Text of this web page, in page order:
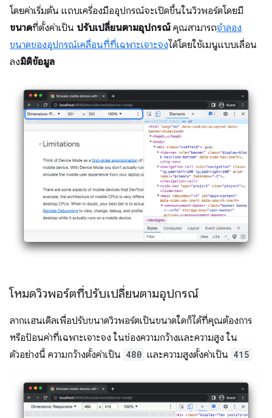
โดยค่าเริ่มต้น แถบเครื่องมืออุปกรณ์จะเปิดขึ้นในวิวพอร์ตโดยมี
ขนาดที่ตั้งค่าเป็น ปรับเปลี่ยนตามอุปกรณ์ คุณสามารถจำลอง
ขนาดของอุปกรณ์เคลื่อนที่ที่เฉพาะเจาะจงได้โดยใช้เมนูแบบเลื่อน
ลงมิติข้อมูล
โหมดวิวพอร์ตที่ปรับเปลี่ยนตามอุปกรณ์
ลากแฮนเดิลเพื่อปรับขนาดวิวพอร์ตเป็นขนาดใดก็ได้ที่คุณต้องการ
หรือป้อนค่าที่เฉพาะเจาะจง ในช่องความกว้างและความสูง ใน
ตัวอย่างนี้ ความกว้างตั้งค่าเป็น 480 และความสูงตั้งค่าเป็น 415